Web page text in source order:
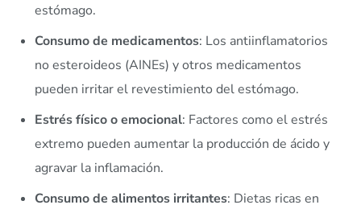
estómago.
Consumo de medicamentos: Los antiinflamatorios
no esteroideos (AINEs) y otros medicamentos
pueden irritar el revestimiento del estómago.
Estrés físico o emocional: Factores como el estrés
extremo pueden aumentar la producción de ácido y
agravar la inflamación.
Consumo de alimentos irritantes: Dietas ricas en